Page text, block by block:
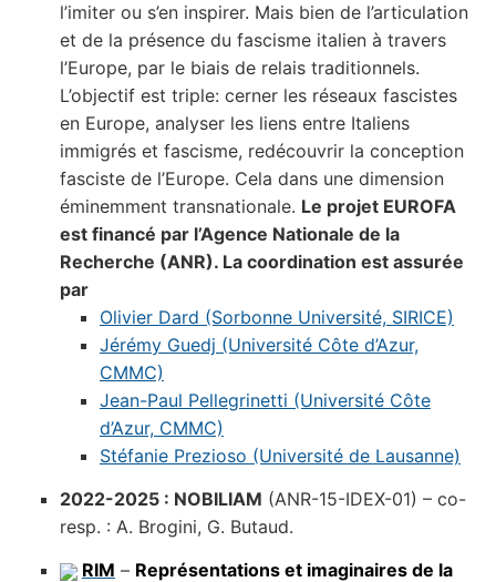
l’imiter ou s’en inspirer. Mais bien de l’articulation
et de la présence du fascisme italien à travers
l’Europe, par le biais de relais traditionnels.
L’objectif est triple: cerner les réseaux fascistes
en Europe, analyser les liens entre Italiens
immigrés et fascisme, redécouvrir la conception
fasciste de l’Europe. Cela dans une dimension
éminemment transnationale. Le projet EUROFA
est financé par l’Agence Nationale de la
Recherche (ANR). La coordination est assurée
par
Olivier Dard (Sorbonne Université, SIRICE)
Jérémy Guedj (Université Côte d’Azur,
CMMC)
Jean-Paul Pellegrinetti (Université Côte
d’Azur, CMMC)
Stéfanie Prezioso (Université de Lausanne)
2022-2025 : NOBILIAM (ANR-15-IDEX-01) – co-
resp. : A. Brogini, G. Butaud.
RIM – Représentations et imaginaires de la